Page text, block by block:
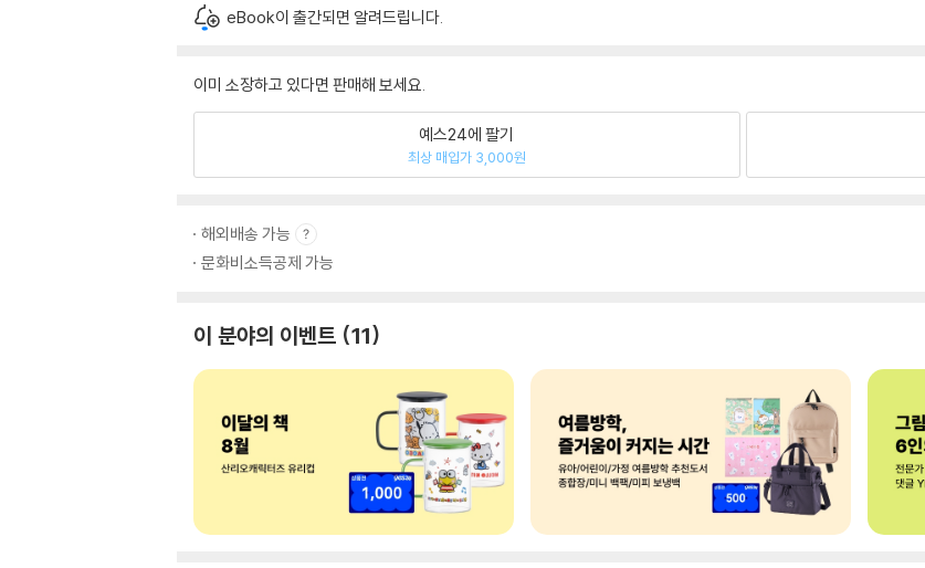
eBook이 출간되면 알려드립니다.
이미 소장하고 있다면 판매해 보세요.
예스24에 팔기
최상 매입가 3,000원
해외배송 가능
문화비소득공제 가능
이 분야의 이벤트 11